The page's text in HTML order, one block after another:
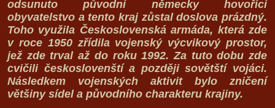
odsunutopůvodní německy hovořící
obyvatelstvo a tento kraj zůstal doslova prázdný.
Toho využila Československá armáda, která zde
v roce 1950 zřídila vojenský výcvikový prostor,
jež zde trval až do roku 1992. Za tuto dobu zde
cvičili českoslovenští a později sovětští vojáci.
Následkem vojenských aktivit bylo zničení
většiny sídel a původního charakteru krajiny.